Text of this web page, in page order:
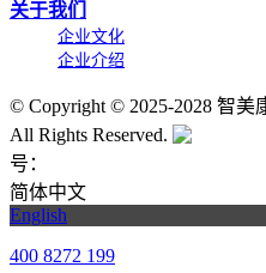
关于我们
企业文化
企业介绍
© Copyright © 2025-2028 智
All Rights Reserved.
号：
简体中文
English
400 8272 199